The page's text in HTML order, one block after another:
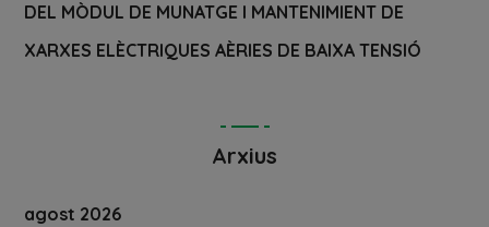
DEL MÒDUL DE MUNATGE I MANTENIMIENT DE
XARXES ELÈCTRIQUES AÈRIES DE BAIXA TENSIÓ
Arxius
agost 2026